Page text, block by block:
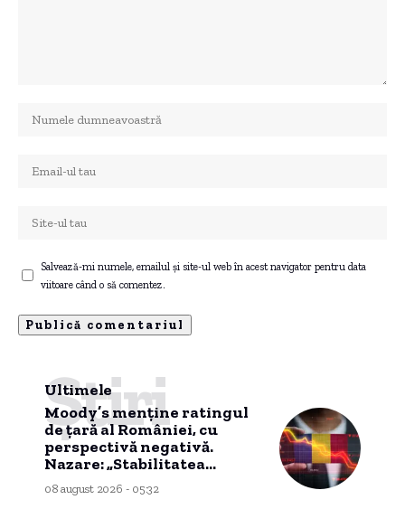
Salvează-mi numele, emailul și site-ul web în acest navigator pentru data
viitoare când o să comentez.
Ultimele
Știri
Moody’s menține ratingul
de țară al României, cu
perspectivă negativă.
Nazare: „Stabilitatea
politică este atent
monitorizată”
08 august 2026 - 05:32